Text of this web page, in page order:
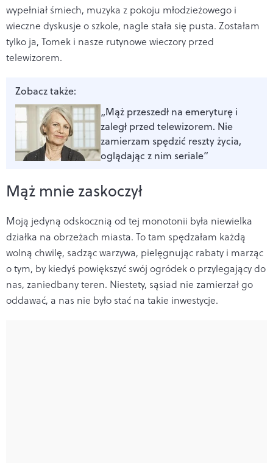
wypełniał śmiech, muzyka z pokoju młodzieżowego i
wieczne dyskusje o szkole, nagle stała się pusta. Zostałam
tylko ja, Tomek i nasze rutynowe wieczory przed
telewizorem.
Zobacz także:
„Mąż przeszedł na emeryturę i
zaległ przed telewizorem. Nie
zamierzam spędzić reszty życia,
oglądając z nim seriale”
Mąż mnie zaskoczył
Moją jedyną odskocznią od tej monotonii była niewielka
działka na obrzeżach miasta. To tam spędzałam każdą
wolną chwilę, sadząc warzywa, pielęgnując rabaty i marząc
o tym, by kiedyś powiększyć swój ogródek o przylegający do
nas, zaniedbany teren. Niestety, sąsiad nie zamierzał go
oddawać, a nas nie było stać na takie inwestycje.